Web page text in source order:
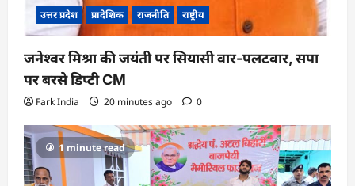
उत्तर प्रदेश प्रादेशिक राजनीति राष्ट्रीय
जनेश्वर मिश्रा की जयंती पर सियासी वार-पलटवार, सपा
पर बरसे डिप्टी CM
Fark India 20 minutes ago 0
1 minute read